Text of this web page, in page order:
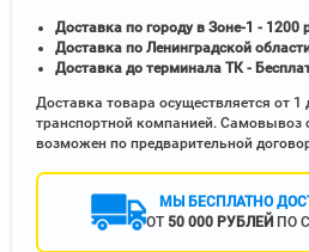
Доставка по городу в Зоне-1 - 1200
Доставка по Ленинградской
Доставка до терминала ТК -
Доставка товара осуществляется от
транспортной компанией. Самовывоз
возможен по предварительной
МЫ БЕСПЛАТНО
ОТ 50 000 РУБЛЕЙ ПО